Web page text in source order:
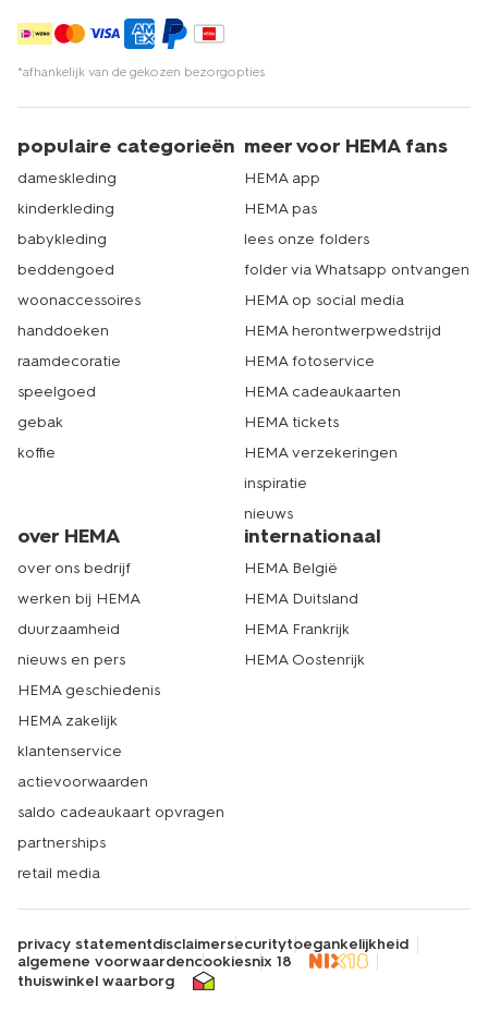
*afhankelijk van de gekozen bezorgopties
populaire categorieën
dameskleding
kinderkleding
babykleding
beddengoed
woonaccessoires
handdoeken
raamdecoratie
speelgoed
gebak
koffie
meer voor HEMA fans
HEMA app
HEMA pas
lees onze folders
folder via Whatsapp ontvangen
HEMA op social media
HEMA herontwerpwedstrijd
HEMA fotoservice
HEMA cadeaukaarten
HEMA tickets
HEMA verzekeringen
inspiratie
nieuws
over HEMA
over ons bedrijf
werken bij HEMA
duurzaamheid
nieuws en pers
HEMA geschiedenis
HEMA zakelijk
klantenservice
actievoorwaarden
saldo cadeaukaart opvragen
partnerships
retail media
internationaal
HEMA België
HEMA Duitsland
HEMA Frankrijk
HEMA Oostenrijk
privacy statementdisclaimersecuritytoegankelijkheid
algemene voorwaardencookiesnix 18
thuiswinkel waarborg